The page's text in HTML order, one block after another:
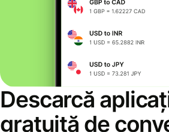
Descarcă
gratuită de